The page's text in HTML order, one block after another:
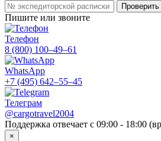
Проверить
Пишите или звоните
Телефон
8 (800) 100–49–61
WhatsApp
+7 (495) 642–55–45
Телеграм
@cargotravel2004
Поддержка отвечает с 09:00 - 18:00
×